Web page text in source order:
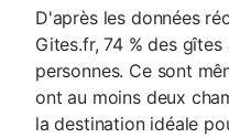
D'après les données
Gites.fr, 74 % des
personnes. Ce sont
ont au moins deux
la destination idéale